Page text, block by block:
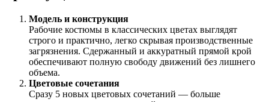
Модель и конструкция
Рабочие костюмы в классических цветах выглядят
строго и практично, легко скрывая производственные
загрязнения. Сдержанный и аккуратный прямой крой
обеспечивают полную свободу движений без лишнего
объема.
Цветовые сочетания
Сразу 5 новых цветовых сочетаний — больше